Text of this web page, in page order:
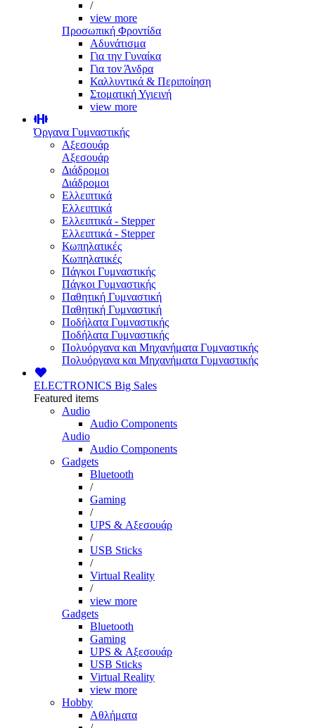
/
view more
Προσωπική Φροντίδα
Αδυνάτισμα
Για την Γυναίκα
Για τον Άνδρα
Καλλυντικά & Περιποίηση
Στοματική Υγιεινή
view more
Όργανα Γυμναστικής
Αξεσουάρ
Αξεσουάρ
Διάδρομοι
Διάδρομοι
Ελλειπτικά
Ελλειπτικά
Ελλειπτικά - Stepper
Ελλειπτικά - Stepper
Κωπηλατικές
Κωπηλατικές
Πάγκοι Γυμναστικής
Πάγκοι Γυμναστικής
Παθητική Γυμναστική
Παθητική Γυμναστική
Ποδήλατα Γυμναστικής
Ποδήλατα Γυμναστικής
Πολυόργανα και Μηχανήματα Γυμναστικής
Πολυόργανα και Μηχανήματα Γυμναστικής
ELECTRONICS Big Sales
Featured items
Audio
Audio Components
Audio
Audio Components
Gadgets
Bluetooth
/
Gaming
/
UPS & Αξεσουάρ
/
USB Sticks
/
Virtual Reality
/
view more
Gadgets
Bluetooth
Gaming
UPS & Αξεσουάρ
USB Sticks
Virtual Reality
view more
Hobby
Αθλήματα